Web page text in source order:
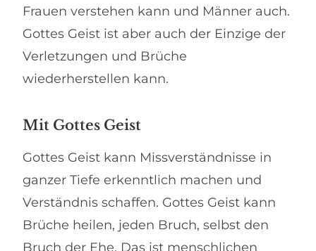
Frauen verstehen kann und Männer auch.
Gottes Geist ist aber auch der Einzige der
Verletzungen und Brüche
wiederherstellen kann.
Mit Gottes Geist
Gottes Geist kann Missverständnisse in
ganzer Tiefe erkenntlich machen und
Verständnis schaffen. Gottes Geist kann
Brüche heilen, jeden Bruch, selbst den
Bruch der Ehe. Das ist menschlichen